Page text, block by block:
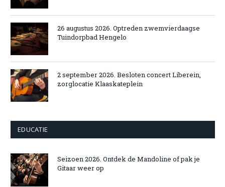
26 augustus 2026. Optreden zwemvierdaagse
Tuindorpbad Hengelo
2 september 2026. Besloten concert Liberein,
zorglocatie Klaaskateplein
EDUCATIE
Seizoen 2026. Ontdek de Mandoline of pak je
Gitaar weer op